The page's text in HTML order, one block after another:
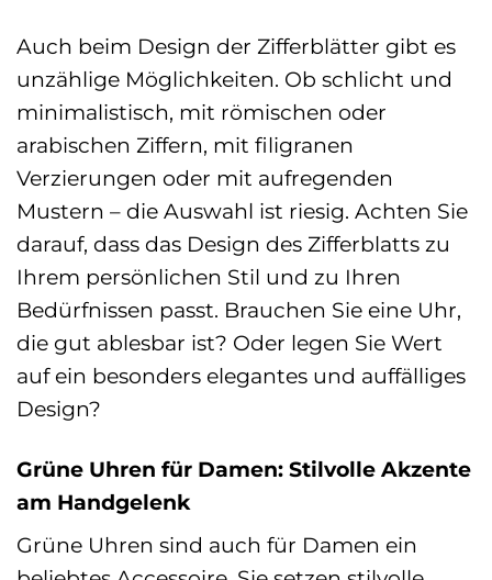
Auch beim Design der Zifferblätter gibt es
unzählige Möglichkeiten. Ob schlicht und
minimalistisch, mit römischen oder
arabischen Ziffern, mit filigranen
Verzierungen oder mit aufregenden
Mustern – die Auswahl ist riesig. Achten Sie
darauf, dass das Design des Zifferblatts zu
Ihrem persönlichen Stil und zu Ihren
Bedürfnissen passt. Brauchen Sie eine Uhr,
die gut ablesbar ist? Oder legen Sie Wert
auf ein besonders elegantes und auffälliges
Design?
Grüne Uhren für Damen: Stilvolle Akzente
am Handgelenk
Grüne Uhren sind auch für Damen ein